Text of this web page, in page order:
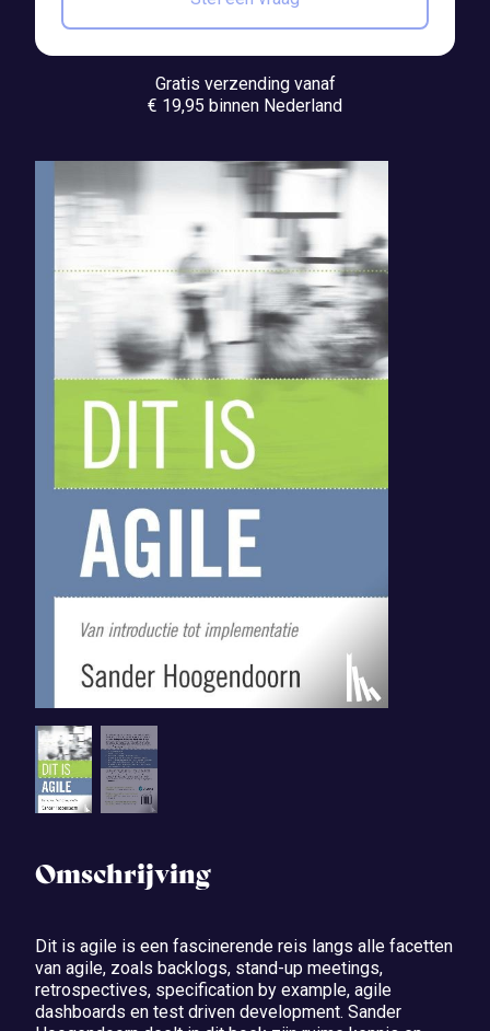
Omschrijving
Dit is agile is een fascinerende reis langs alle facetten
van agile, zoals backlogs, stand-up meetings,
retrospectives, specification by example, agile
dashboards en test driven development. Sander
Gratis verzending vanaf
€ 19,95 binnen Nederland